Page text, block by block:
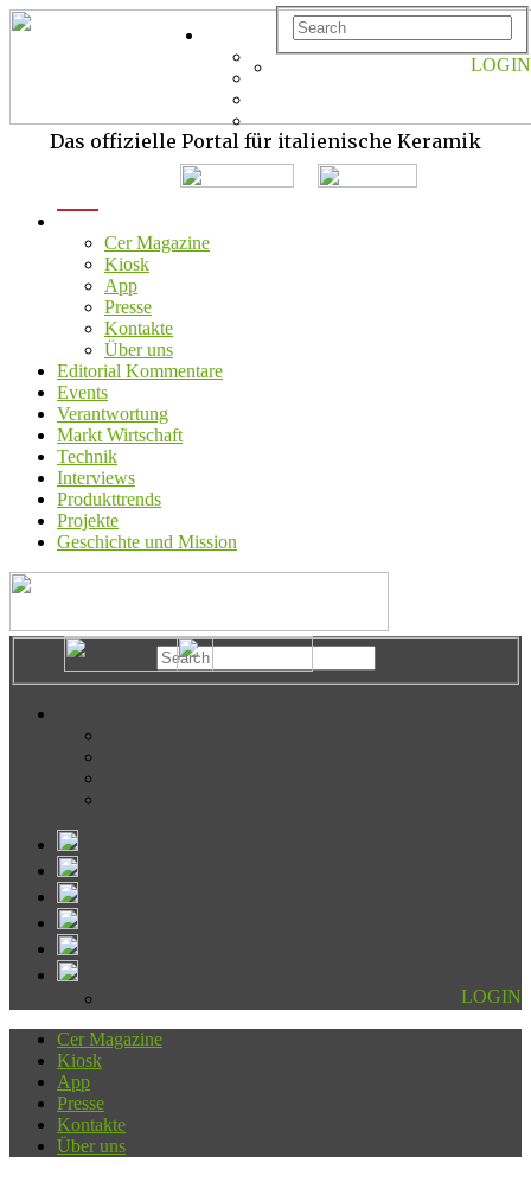
Das offizielle Portal für italienische Keramik
Cer Magazine
Kiosk
App
Presse
Kontakte
Über uns
Editorial Kommentare
Events
Verantwortung
Markt Wirtschaft
Technik
Interviews
Produkttrends
Projekte
Geschichte und Mission
LOGIN
LOGIN
Cer Magazine
Kiosk
App
Presse
Kontakte
Über uns